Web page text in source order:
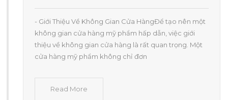
- Giới Thiệu Về Không Gian Cửa HàngĐể tạo nên một
không gian cửa hàng mỹ phẩm hấp dẫn, việc giới
thiệu về không gian cửa hàng là rất quan trọng. Một
cửa hàng mỹ phẩm không chỉ đơn
Read More